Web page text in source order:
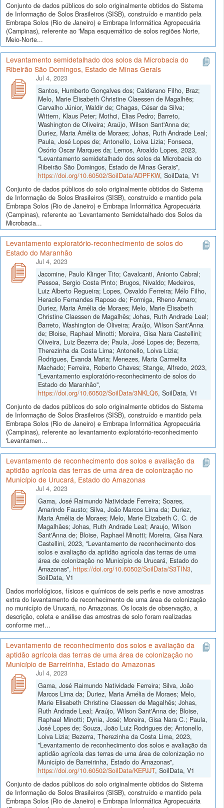
Conjunto de dados públicos do solo originalmente obtidos do Sistema
de Informação de Solos Brasileiros (SISB), construído e mantido pela
Embrapa Solos (Rio de Janeiro) e Embrapa Informática Agropecuária
(Campinas), referente ao 'Mapa esquemático de solos regiões Norte,
Meio-Norte...
Levantamento semidetalhado dos solos da Microbacia do
Ribeirão São Domingos, Estado de Minas Gerais
Jul 4, 2023
Santos, Humberto Gonçalves dos; Calderano Filho, Braz;
Melo, Marie Elisabeth Christine Claessen de Magalhẽs;
Carvalho Júnior, Waldir de; Chagas, César da Silva;
Wittern, Klaus Peter; Mothci, Elias Pedro; Barreto,
Washington de Oliveira; Araújo, Wilson Sant'Anna de;
Duriez, Maria Amélia de Moraes; Johas, Ruth Andrade Leal;
Paula, José Lopes de; Antonello, Loiva Lizia; Fonseca,
Osório Oscar Marques da; Lemos, Aroaldo Lopes, 2023,
"Levantamento semidetalhado dos solos da Microbacia do
Ribeirão São Domingos, Estado de Minas Gerais",
https://doi.org/10.60502/SoilData/ADPFKW, SoilData, V1
Conjunto de dados públicos do solo originalmente obtidos do Sistema
de Informação de Solos Brasileiros (SISB), construído e mantido pela
Embrapa Solos (Rio de Janeiro) e Embrapa Informática Agropecuária
(Campinas), referente ao 'Levantamento Semidetalhado dos Solos da
Microbacia...
Levantamento exploratório-reconhecimento de solos do
Estado do Maranhão
Jul 4, 2023
Jacomine, Paulo Klinger Tito; Cavalcanti, Anionto Cabral;
Pessoa, Sergio Costa Pinto; Brugos, Nivaldo; Medeiros,
Luiz Alberto Regueira; Lopes, Osvaldo Ferreira; Mélo Filho,
Heraclio Fernandes Raposo de; Formiga, Rheno Amaro;
Duriez, Maria Amélia de Moraes; Melo, Marie Elisabeth
Christine Claessen de Magalhẽs; Johas, Ruth Andrade Leal;
Barreto, Washington de Oliveira; Araújo, Wilson Sant'Anna
de; Bloise, Raphael Minotti; Moreira, Gisa Nara Castellini;
Oliveira, Luiz Bezerra de; Paula, José Lopes de; Bezerra,
Therezinha da Costa Lima; Antonello, Loiva Lizia;
Rodrigues, Evanda Maria; Menezes, Maria Carmelita
Machado; Ferreira, Roberto Chaves; Stange, Alfredo, 2023,
"Levantamento exploratório-reconhecimento de solos do
Estado do Maranhão",
https://doi.org/10.60502/SoilData/3NKLQ6, SoilData, V1
Conjunto de dados públicos do solo originalmente obtidos do Sistema
de Informação de Solos Brasileiros (SISB), construído e mantido pela
Embrapa Solos (Rio de Janeiro) e Embrapa Informática Agropecuária
(Campinas), referente ao levantamento exploratório-reconhecimento
'Levantamen...
Levantamento de reconhecimento dos solos e avaliação da
aptidão agrícola das terras de uma área de colonização no
Município de Urucará, Estado do Amazonas
Jul 4, 2023
Gama, José Raimundo Natividade Ferreira; Soares,
Amarindo Fausto; Silva, João Marcos Lima da; Duriez,
Maria Amélia de Moraes; Melo, Marie Elizabeth C. C. de
Magalhães; Johas, Ruth Andrade Leal; Araujo, Wilson
Sant'Anna de; Bloise, Raphael Minotti; Moreira, Gisa Nara
Castellini, 2023, "Levantamento de reconhecimento dos
solos e avaliação da aptidão agrícola das terras de uma
área de colonização no Município de Urucará, Estado do
Amazonas", https://doi.org/10.60502/SoilData/S3TIN3,
SoilData, V1
Dados morfológicos, físicos e químicos de seis perfis e nove amostras
extra do levantamento de reconhecimento de uma área de colonização
no município de Urucará, no Amazonas. Os locais de observação, a
descrição, coleta e análise das amostras de solo foram realizadas
conforme met...
Levantamento de reconhecimento dos solos e avaliação da
aptidão agrícola das terras de uma área de colonização no
Município de Barreirinha, Estado do Amazonas
Jul 4, 2023
Gama, José Raimundo Natividade Ferreira; Silva, João
Marcos Lima da; Duriez, Maria Amélia de Moraes; Melo,
Marie Elisabeth Christine Claessen de Magalhẽs; Johas,
Ruth Andrade Leal; Araújo, Wilson Sant'Anna de; Bloise,
Raphael Minotti; Dynia, José; Moreira, Gisa Nara C.; Paula,
José Lopes de; Souza, João Luiz Rodrigues de; Antonello,
Loiva Lizia; Bezerra, Therezinha da Costa Lima, 2023,
"Levantamento de reconhecimento dos solos e avaliação da
aptidão agrícola das terras de uma área de colonização no
Município de Barreirinha, Estado do Amazonas",
https://doi.org/10.60502/SoilData/KEPJJT, SoilData, V1
Conjunto de dados públicos do solo originalmente obtidos do Sistema
de Informação de Solos Brasileiros (SISB), construído e mantido pela
Embrapa Solos (Rio de Janeiro) e Embrapa Informática Agropecuária